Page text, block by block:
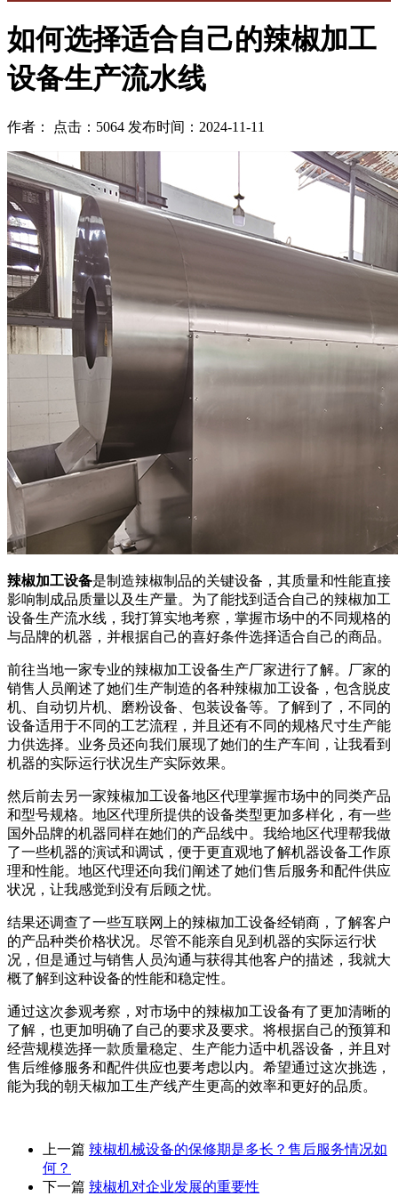
如何选择适合自己的辣椒加工
设备生产流水线
作者： 点击：5064 发布时间：2024-11-11
辣椒加工设备是制造辣椒制品的关键设备，其质量和性能直接
影响制成品质量以及生产量。为了能找到适合自己的辣椒加工
设备生产流水线，我打算实地考察，掌握市场中的不同规格的
与品牌的机器，并根据自己的喜好条件选择适合自己的商品。
前往当地一家专业的辣椒加工设备生产厂家进行了解。厂家的
销售人员阐述了她们生产制造的各种辣椒加工设备，包含脱皮
机、自动切片机、磨粉设备、包装设备等。了解到了，不同的
设备适用于不同的工艺流程，并且还有不同的规格尺寸生产能
力供选择。业务员还向我们展现了她们的生产车间，让我看到
机器的实际运行状况生产实际效果。
然后前去另一家辣椒加工设备地区代理掌握市场中的同类产品
和型号规格。地区代理所提供的设备类型更加多样化，有一些
国外品牌的机器同样在她们的产品线中。我给地区代理帮我做
了一些机器的演试和调试，便于更直观地了解机器设备工作原
理和性能。地区代理还向我们阐述了她们售后服务和配件供应
状况，让我感觉到没有后顾之忧。
结果还调查了一些互联网上的辣椒加工设备经销商，了解客户
的产品种类价格状况。尽管不能亲自见到机器的实际运行状
况，但是通过与销售人员沟通与获得其他客户的描述，我就大
概了解到这种设备的性能和稳定性。
通过这次参观考察，对市场中的辣椒加工设备有了更加清晰的
了解，也更加明确了自己的要求及要求。将根据自己的预算和
经营规模选择一款质量稳定、生产能力适中机器设备，并且对
售后维修服务和配件供应也要考虑以内。希望通过这次挑选，
能为我的朝天椒加工生产线产生更高的效率和更好的品质。
上一篇 辣椒机械设备的保修期是多长？售后服务情况如
何？
下一篇 辣椒机对企业发展的重要性